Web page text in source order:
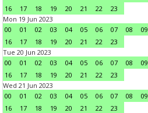
16
17 18 19 20 21 22
23
Mon 19 Jun 2023
00
01 02 03 04 05 06 07 08 09
16
17 18 19 20 21 22
23
Tue 20 Jun 2023
00
01 02 03 04 05 06 07 08 09
16
17 18 19 20 21 22
23
Wed 21 Jun 2023
00
01 02 03 04 05 06 07 08 09
16
17 18 19 20 21 22
23